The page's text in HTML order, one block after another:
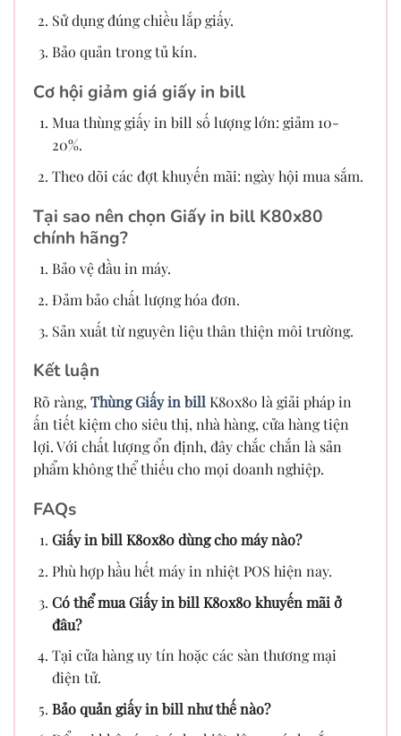
Sử dụng đúng chiều lắp giấy.
Bảo quản trong tủ kín.
Cơ hội giảm giá giấy in bill
Mua thùng giấy in bill số lượng lớn: giảm 10-
20%.
Theo dõi các đợt khuyến mãi: ngày hội mua sắm.
Tại sao nên chọn Giấy in bill K80x80
chính hãng?
Bảo vệ đầu in máy.
Đảm bảo chất lượng hóa đơn.
Sản xuất từ nguyên liệu thân thiện môi trường.
Kết luận
Rõ ràng, Thùng Giấy in bill K80x80 là giải pháp in
ấn tiết kiệm cho siêu thị, nhà hàng, cửa hàng tiện
lợi. Với chất lượng ổn định, đây chắc chắn là sản
phẩm không thể thiếu cho mọi doanh nghiệp.
FAQs
Giấy in bill K80x80 dùng cho máy nào?
Phù hợp hầu hết máy in nhiệt POS hiện nay.
Có thể mua Giấy in bill K80x80 khuyến mãi ở
đâu?
Tại cửa hàng uy tín hoặc các sàn thương mại
điện tử.
Bảo quản giấy in bill như thế nào?